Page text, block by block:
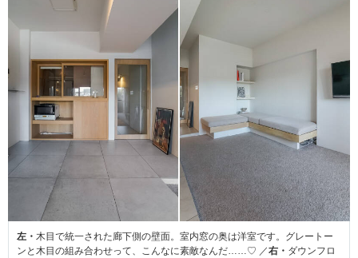
左・ 木目で統一された廊下側の壁面。室内窓の奥は洋室です。グレートー
ンと木目の組み合わせって、こんなに素敵なんだ……♡ ／右・ ダウンフロ